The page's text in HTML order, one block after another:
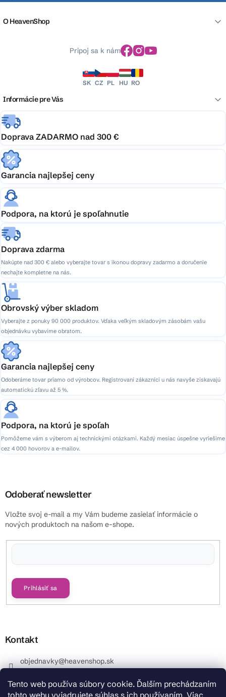
Tento web používa súbory cookie. Ďalším prechádzaním
tohto webu vyjadrujete súhlas s ich používaním. Viac
O HeavenShop
Pripoj sa k nám
SK CZ PL HU RO
Informácie pre Vás
Doprava ZADARMO nad 300 €
Garancia najlepšej ceny
Podpora, na ktorú je spoľahnutie
Doprava zdarma
Nakúpte nad 300 € alebo vyberajte tovar s ikonou dopravy zadarmo a doručenie
nechajte kompletne na nás.
Obrovský výber skladom
Vyberajte z ponuky 90 000 produktov. Vďaka veľkým skladovým zásobám vašu
objednávku vybavíme obratom.
Garancia najlepšej ceny
Odoberáme tovar priamo od výrobcov. Registrovaní zákazníci u nás navyše získavajú
automatickú zľavu až 5 %.
Podpora, na ktorú je spoľah
Pomôžeme vám s výberom aj technickými otázkami. Každý mesiac úspešne vyriešime
cez 4 000 hovorov a e-mailov.
Odoberať newsletter
Vložte svoj e-mail a my Vám budeme zasielať informácie o
nových produktoch na našom e-shope.
Prihlásiť sa
Kontakt
objednavky@heavenshop.sk
_Info objednávky : +421 914 399 399 Pracovné dni od